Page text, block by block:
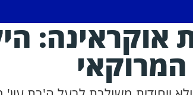
אוקראינה:
המרוקאי